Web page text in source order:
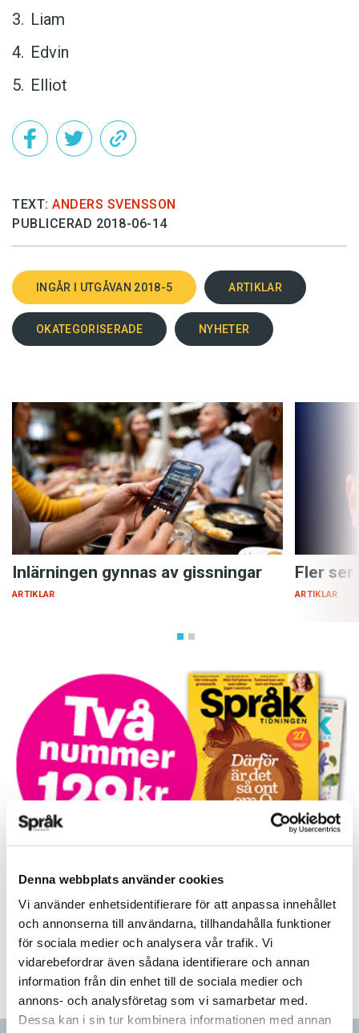
Denna webbplats använder cookies
Vi använder enhetsidentifierare för att anpassa innehållet
och annonserna till användarna, tillhandahålla funktioner
för sociala medier och analysera vår trafik. Vi
vidarebefordrar även sådana identifierare och annan
information från din enhet till de sociala medier och
annons- och analysföretag som vi samarbetar med.
Dessa kan i sin tur kombinera informationen med annan
Liam
Edvin
Elliot
TEXT: ANDERS SVENSSON
PUBLICERAD 2018-06-14
INGÅR I UTGÅVAN 2018-5 ARTIKLAR
OKATEGORISERADE NYHETER
Inlärningen gynnas av gissningar
ARTIKLAR
Fler
ARTIKLAR
Prova på!
Tidningen i brevlådan plus tillgång till webben och digital
läsning med vår app
TVÅ NUMMER FÖR 129 KR!